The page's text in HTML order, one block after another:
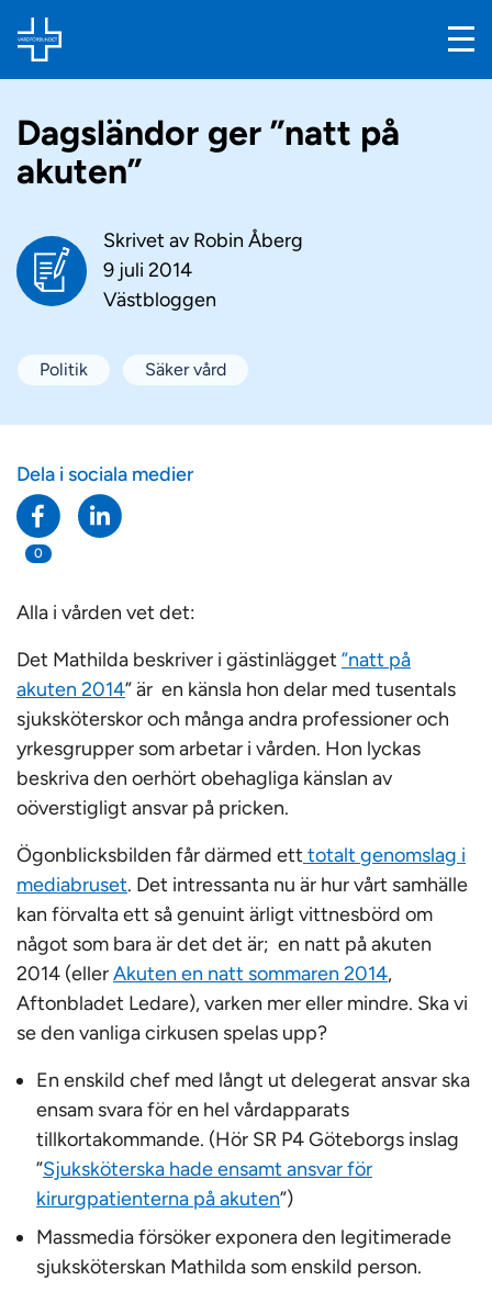
Dagsländor ger ”natt på
akuten”
Skrivet av Robin Åberg
9 juli 2014
Västbloggen
Politik Säker vård
Dela i sociala medier
0
Alla i vården vet det:
Det Mathilda beskriver i gästinlägget ”natt på
akuten 2014” är en känsla hon delar med tusentals
sjuksköterskor och många andra professioner och
yrkesgrupper som arbetar i vården. Hon lyckas
beskriva den oerhört obehagliga känslan av
oöverstigligt ansvar på pricken.
Ögonblicksbilden får därmed ett totalt genomslag i
mediabruset. Det intressanta nu är hur vårt samhälle
kan förvalta ett så genuint ärligt vittnesbörd om
något som bara är det det är; en natt på akuten
2014 (ellerAkuten en natt sommaren 2014,
Aftonbladet Ledare), varken mer eller mindre. Ska vi
se den vanliga cirkusen spelas upp?
En enskild chef med långt ut delegerat ansvar ska
ensam svara för en hel vårdapparats
tillkortakommande. (Hör SR P4 Göteborgs inslag
”Sjuksköterska hade ensamt ansvar för
kirurgpatienterna på akuten”)
Massmedia försöker exponera den legitimerade
sjuksköterskan Mathilda som enskild person.